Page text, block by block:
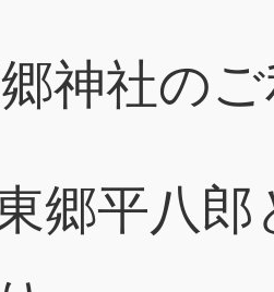
神社の
郷平八